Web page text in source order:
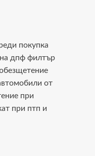
покупка
дпф филтър
от
при
при птп и